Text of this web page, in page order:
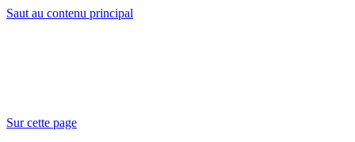
Saut au contenu principal
Sur cette page